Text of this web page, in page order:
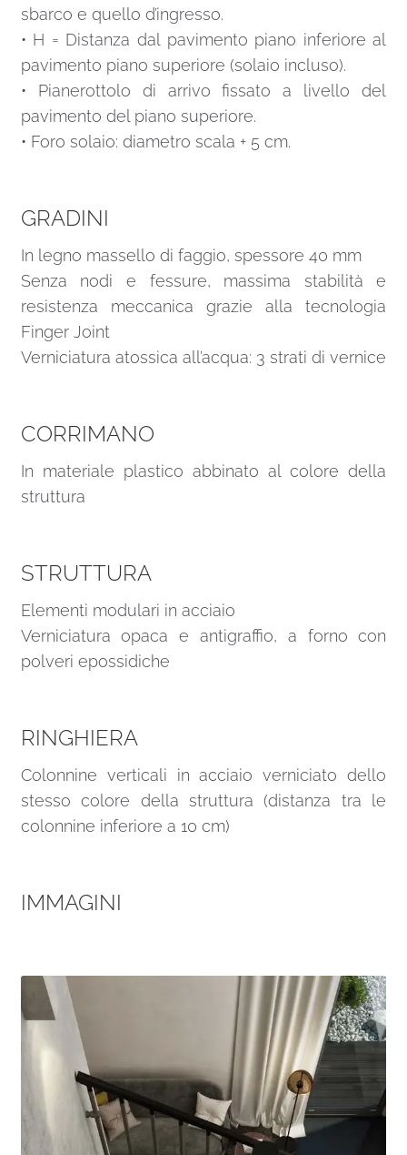
sbarco e quello d’ingresso.
• H = Distanza dal pavimento piano inferiore al
pavimento piano superiore (solaio incluso).
• Pianerottolo di arrivo fissato a livello del
pavimento del piano superiore.
• Foro solaio: diametro scala + 5 cm.
GRADINI
In legno massello di faggio, spessore 40 mm
Senza nodi e fessure, massima stabilità e
resistenza meccanica grazie alla tecnologia
Finger Joint
Verniciatura atossica all’acqua: 3 strati di vernice
CORRIMANO
In materiale plastico abbinato al colore della
struttura
STRUTTURA
Elementi modulari in acciaio
Verniciatura opaca e antigraffio, a forno con
polveri epossidiche
RINGHIERA
Colonnine verticali in acciaio verniciato dello
stesso colore della struttura (distanza tra le
colonnine inferiore a 10 cm)
IMMAGINI